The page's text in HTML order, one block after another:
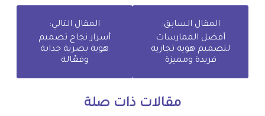
المقال السابق:
أفضل الممارسات
لتصميم هوية تجارية
فريدة ومميزة
المقال التالي:
أسرار نجاح تصميم
هوية بصرية جذابة
وفعّالة
مقالات ذات صلة